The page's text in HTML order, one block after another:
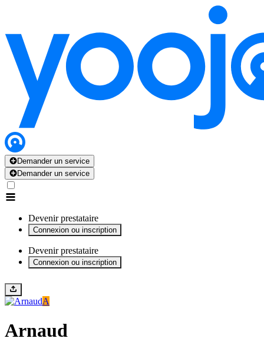
Demander un service
Demander un service
Devenir prestataire
Connexion ou inscription
Devenir prestataire
Connexion ou inscription
A
Arnaud